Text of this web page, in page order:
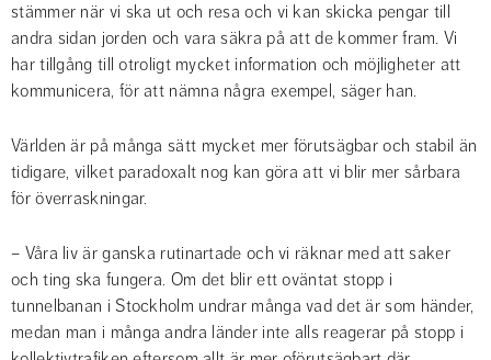
stämmer när vi ska ut och resa och vi kan skicka pengar till
andra sidan jorden och vara säkra på att de kommer fram. Vi
har tillgång till otroligt mycket information och möjligheter att
kommunicera, för att nämna några exempel, säger han.
Världen är på många sätt mycket mer förutsägbar och stabil än
tidigare, vilket paradoxalt nog kan göra att vi blir mer sårbara
för överraskningar.
– Våra liv är ganska rutinartade och vi räknar med att saker
och ting ska fungera. Om det blir ett oväntat stopp i
tunnelbanan i Stockholm undrar många vad det är som händer,
medan man i många andra länder inte alls reagerar på stopp i